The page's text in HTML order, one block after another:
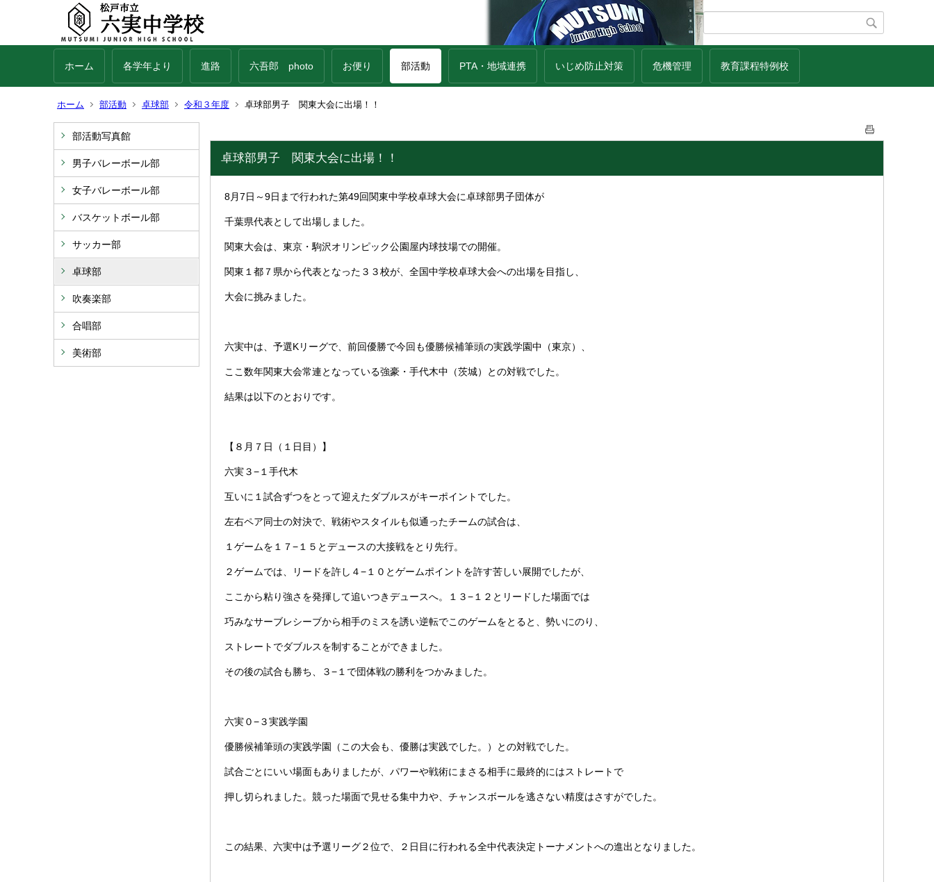
ホーム 各学年より 進路 六吾郎 photo お便り 部活動 PTA・地域連携 いじめ防止対策 危機管理 教育課程特例校
ホーム 部活動 卓球部 令和３年度 卓球部男子 関東大会に出場！！
部活動写真館
男子バレーボール部
女子バレーボール部
バスケットボール部
サッカー部
卓球部
吹奏楽部
合唱部
美術部
卓球部男子 関東大会に出場！！
8月7日～9日まで行われた第49回関東中学校卓球大会に卓球部男子団体が
千葉県代表として出場しました。
関東大会は、東京・駒沢オリンピック公園屋内球技場での開催。
関東１都７県から代表となった３３校が、全国中学校卓球大会への出場を目指し、
大会に挑みました。
六実中は、予選Kリーグで、前回優勝で今回も優勝候補筆頭の実践学園中（東京）、
ここ数年関東大会常連となっている強豪・手代木中（茨城）との対戦でした。
結果は以下のとおりです。
【８月７日（１日目）】
六実３−１手代木
互いに１試合ずつをとって迎えたダブルスがキーポイントでした。
左右ペア同士の対決で、戦術やスタイルも似通ったチームの試合は、
１ゲームを１７−１５とデュースの大接戦をとり先行。
２ゲームでは、リードを許し４−１０とゲームポイントを許す苦しい展開でしたが、
ここから粘り強さを発揮して追いつきデュースへ。１３−１２とリードした場面では
巧みなサーブレシーブから相手のミスを誘い逆転でこのゲームをとると、勢いにのり、
ストレートでダブルスを制することができました。
その後の試合も勝ち、３−１で団体戦の勝利をつかみました。
六実０−３実践学園
優勝候補筆頭の実践学園（この大会も、優勝は実践でした。）との対戦でした。
試合ごとにいい場面もありましたが、パワーや戦術にまさる相手に最終的にはストレートで
押し切られました。競った場面で見せる集中力や、チャンスボールを逃さない精度はさすがでした。
この結果、六実中は予選リーグ２位で、２日目に行われる全中代表決定トーナメントへの進出となりました。